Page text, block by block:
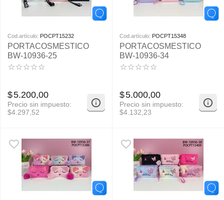
Cod.artículo: POCPT15232
PORTACOSMESTICO
BW-10936-25
$5.200,00
Precio sin impuesto:
$4.297,52
Cod.artículo: POCPT15348
PORTACOSMESTICO
BW-10936-34
$5.000,00
Precio sin impuesto:
$4.132,23